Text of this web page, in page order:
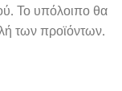
Το υπόλοιπο θα
των προϊόντων.